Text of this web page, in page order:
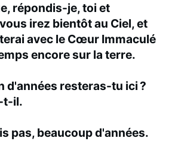
répondis-je, toi et
irez bientôt au Ciel, et
avec le Cœur Immaculé
encore sur la terre.
d'années resteras-tu ici ?
t-il.
pas, beaucoup d'années.